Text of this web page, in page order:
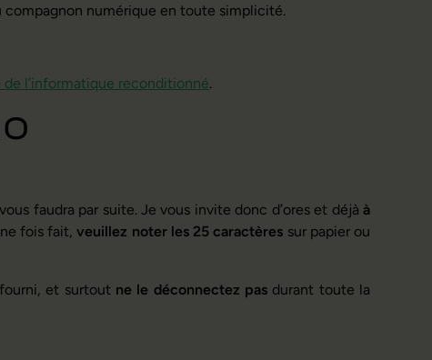
compagnon numérique en toute simplicité.
de l’informatique reconditionné.
faudra par suite. Je vous invite donc d’ores et déjàà
fois fait,veuillez noter les 25 caractères sur papier ou
et surtout ne le déconnectez pas durant toute la